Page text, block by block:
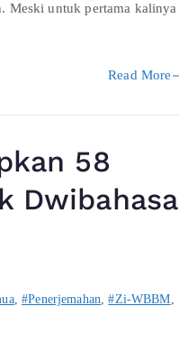
Meski untuk pertama kalinya
Read More
58
Dwibahasa
,#Penerjemahan,#Zi-WBBM,